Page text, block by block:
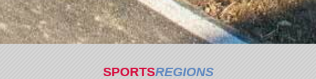
SPORTSREGIONS